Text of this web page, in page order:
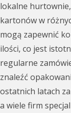
lokalne
kartonów w
mogą zapewnić
ilości, co jest
regularne
znaleźć
ostatnich latach
a wiele firm